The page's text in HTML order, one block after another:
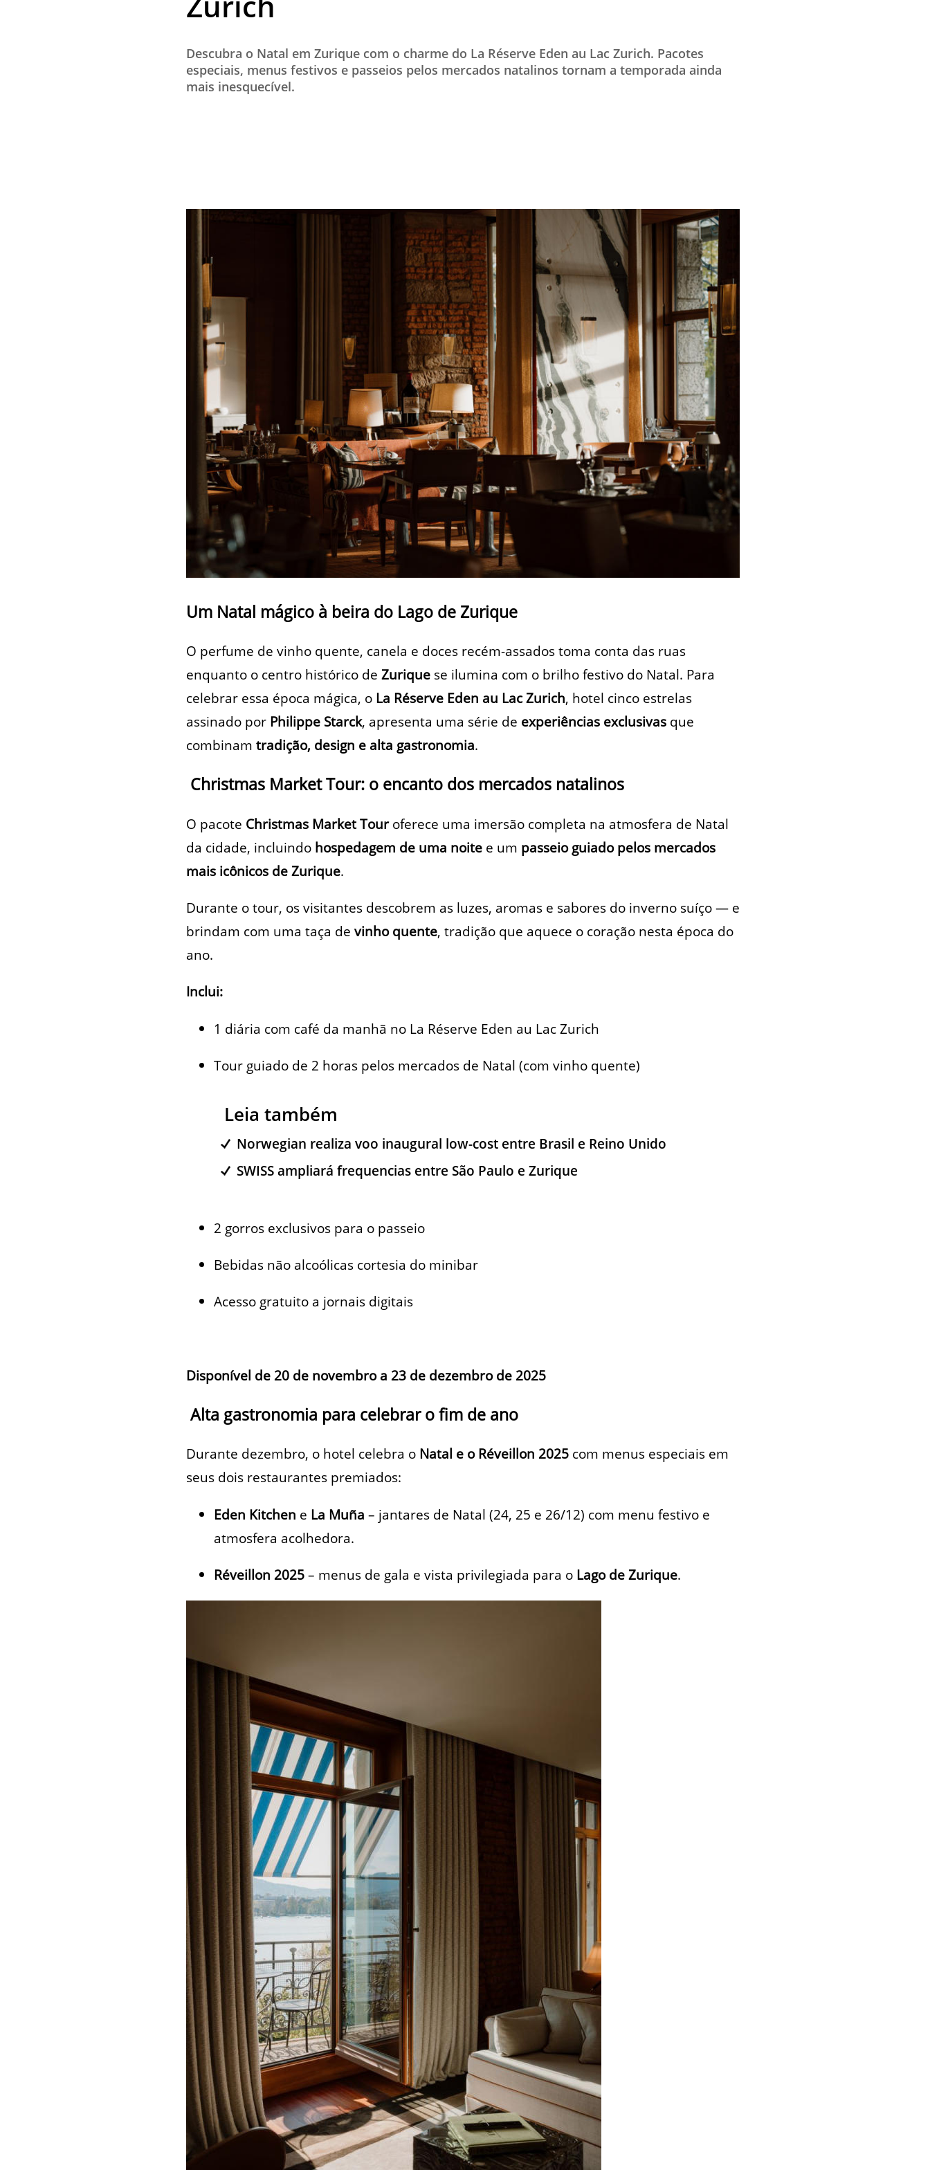
PARCEIROS
Descubra o Natal em Zurique com o charme do La Réserve Eden au Lac Zurich. Pacotes
especiais, menus festivos e passeios pelos mercados natalinos tornam a temporada ainda
mais inesquecível.
Um Natal mágico à beira do Lago de Zurique
O perfume de vinho quente, canela e doces recém-assados toma conta das ruas
enquanto o centro histórico de Zuriquese ilumina com o brilho festivo do Natal. Para
celebrar essa época mágica, o La Réserve Eden au Lac Zurich, hotel cinco estrelas
assinado por Philippe Starck, apresenta uma série de experiências exclusivasque
combinam tradição, design e alta gastronomia.
Christmas Market Tour: o encanto dos mercados natalinos
O pacote Christmas Market Touroferece uma imersão completa na atmosfera de Natal
da cidade, incluindo hospedagem de uma noitee um passeio guiado pelos mercados
mais icônicos de Zurique.
Durante o tour, os visitantes descobrem as luzes, aromas e sabores do inverno suíço — e
brindam com uma taça de vinho quente, tradição que aquece o coração nesta época do
ano.
Inclui:
1 diária com café da manhã no La Réserve Eden au Lac Zurich
Tour guiado de 2 horas pelos mercados de Natal (com vinho quente)
Leia também
Norwegian realiza voo inaugural low-cost entre Brasil e Reino Unido
2 gorros exclusivos para o passeio
Bebidas não alcoólicas cortesia do minibar
Acesso gratuito a jornais digitais
Disponível de 20 de novembro a 23 de dezembro de 2025
Alta gastronomia para celebrar o fim de ano
Durante dezembro, o hotel celebra o Natal e o Réveillon 2025com menus especiais em
seus dois restaurantes premiados:
Eden Kitchen e La Muña – jantares de Natal (24, 25 e 26/12) com menu festivo e
atmosfera acolhedora.
Réveillon 2025– menus de gala e vista privilegiada para o Lago de Zurique.